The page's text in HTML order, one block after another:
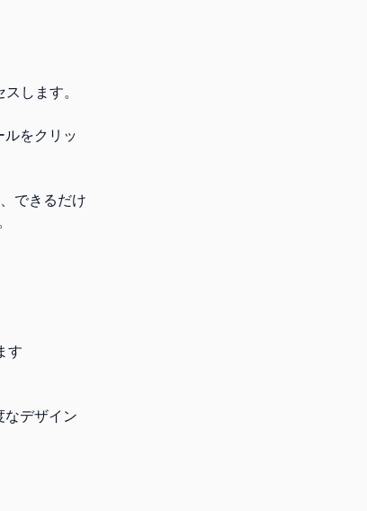
します。
をクリッ
できるだけ
す
デザイン